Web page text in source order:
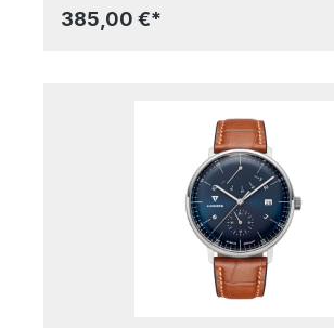
Sekunde- Gewölbtes Hesalitglas- 5
wasserdicht- Fluoresziernde
durch die Nationalsozialisten
hervorbrachte, die wir heute als
ansehen. So wie das Bauhaus wieder
werden auch bei Junkers heute
historische Flugzeuge mit modernster
auch hochqualitative Flieger- und
385,00 €*